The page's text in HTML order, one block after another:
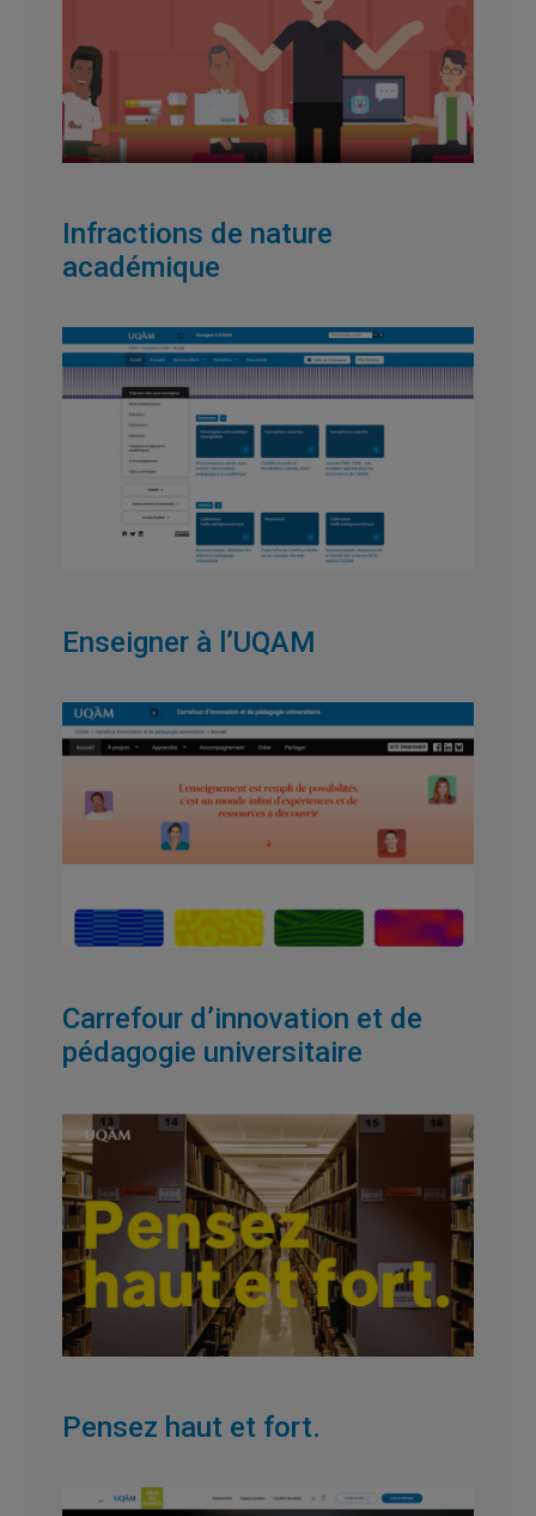
Infractions de nature
académique
Enseigner à l’UQAM
Carrefour d’innovation et de
pédagogie universitaire
Pensez haut et fort.